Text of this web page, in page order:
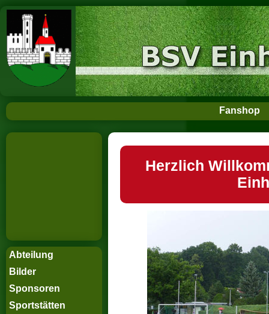
Fanshop
Abteilung
Bilder
Sponsoren
Sportstätten
Herzlich